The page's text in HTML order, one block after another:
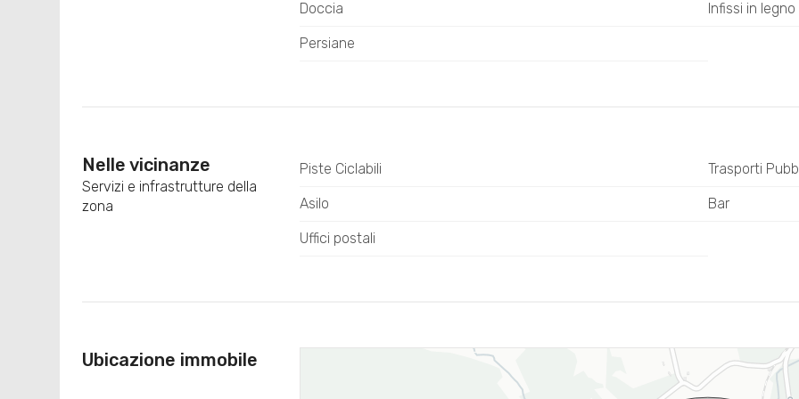
Doccia Infissi in legno
Persiane
Nelle vicinanze
Servizi e infrastrutture della
zona
Piste Ciclabili Trasporti
Asilo Bar
Uffici postali
Ubicazione immobile